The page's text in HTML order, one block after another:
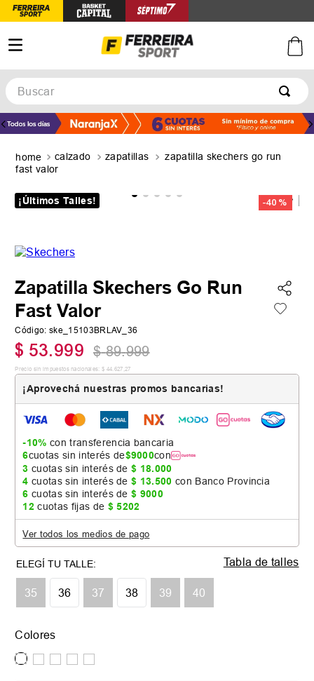
Buscar
calzado zapatillas
zapatilla skechers go run
fast valor
¡Últimos Talles! -40 %
Zapatilla Skechers Go Run
Fast Valor
Código: ske_15103BRLAV_36
$ 53.999 $ 89.999
Precio sin impuestos nacionales: $ 44.627 ,27
¡Aprovechá nuestras promos bancarias!
-10% con transferencia bancaria
6cuotas sin interés de$9000con
3 cuotas sin interés de$ 18.000
4 cuotas sin interés de$ 13.500 con Banco Provincia
6 cuotas sin interés de$ 9000
12 cuotas fijas de $ 5202
Ver todos los medios de pago
35 36 37 38 39 40
Tabla de talles
Colores
TÉRMINOS MÁS BUSCADOS
2.
zapatillas